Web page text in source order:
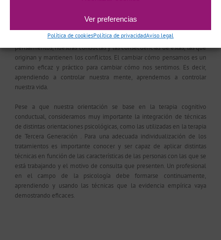
Ver preferencias
Política de cookiesPolítica de privacidadAviso legal
psicológicos. Este tratamiento se basa en la idea de que son nuestros
pensamientos, nuestras conductas y las consecuencias de éstas, las que
originan y mantienen los conflictos. El cambiar cómo pensamos es un
camino eficaz y práctico para cambiar cómo nos sentimos. Es decir,
aprendiendo a controlar nuestra mente, aprendemos a controlar
nuestra vida.
Pese a que nuestra orientación se base en la terapia cognitivo
conductual, consideramos muy importante la integración de técnicas
de distintas orientaciones psicológicas, como las utilizadas en la terapia
de Tercera Generación . Para una adecuada individualización de los
tratamientos es importante conocer y ser capaz de aplicar distintas
técnicas en función de las características de las personas con las que se
está trabajando y el motivo de consulta que presenten. Un profesional
en el campo de la psicología debe formarse continuamente,
aprendiendo y usando las técnicas que la evidencia empírica vaya
demostrando eficaces.